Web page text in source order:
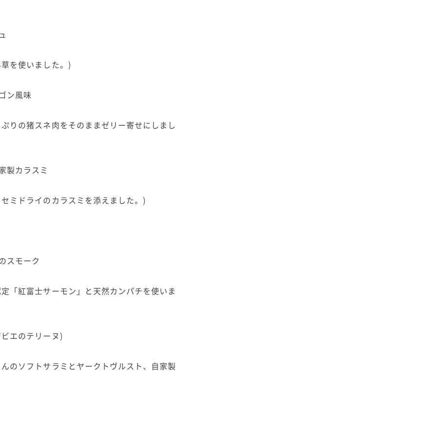
を使いました。)
ン風味
りの猪スネ肉をそのままゼリー寄せにしまし
製カラスミ
ミドライのカラスミを添えました。)
スモーク
「紅富士サーモン」と天然カンパチを使いま
エのテリーヌ)
のソフトサラミとヤークトヴルスト、自家製